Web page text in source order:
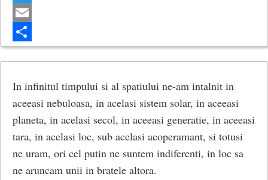
Twitter
Email
Share
In infinitul timpului si al spatiului ne-am intalnit in
aceeasi nebuloasa, in acelasi sistem solar, in aceeasi
planeta, in acelasi secol, in aceeasi generatie, in aceeasi
tara, in acelasi loc, sub acelasi acoperamant, si totusi
ne uram, ori cel putin ne suntem indiferenti, in loc sa
ne aruncam unii in bratele altora.